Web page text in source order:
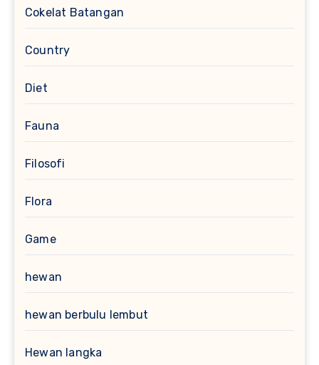
Cokelat Batangan
Country
Diet
Fauna
Filosofi
Flora
Game
hewan
hewan berbulu lembut
Hewan langka